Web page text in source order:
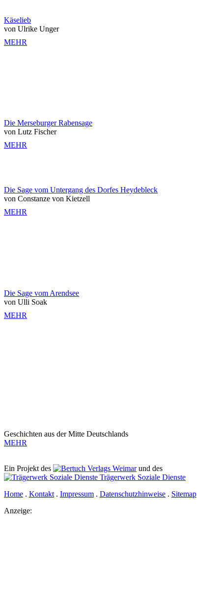
Käselieb
von Ulrike Unger
MEHR
Die Merseburger Rabensage
von Lutz Fischer
MEHR
Die Sage vom Untergang des Dorfes Heydebleck
von Constanze von Kietzell
MEHR
Die Sage vom Arendsee
von Ulli Soak
MEHR
Geschichten aus der Mitte Deutschlands
MEHR
Ein Projekt des Verlags Weimarund des
Trägerwerk Soziale Dienste
Home . Kontakt . Impressum . Datenschutzhinweise . Sitemap
Anzeige: